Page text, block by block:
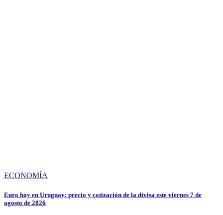
ECONOMÍA
Euro hoy en Uruguay: precio y cotización de la divisa este viernes 7 de
agosto de 2026